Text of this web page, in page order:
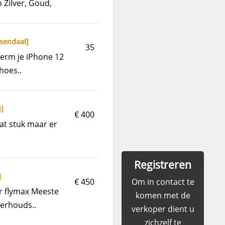
Goud,
35
]
je iPhone 12
€ 400
]
stuk maar er
€ 450
flymax Meeste
Registreren
Om in contact te
komen met de
verkoper dient u
zichzelf te